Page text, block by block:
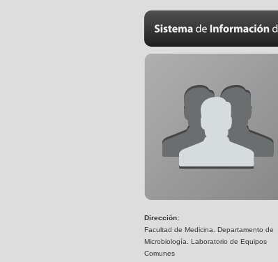
Dirección:
Facultad de Medicina. Departamento de
Microbiología. Laboratorio de Equipos
Comunes